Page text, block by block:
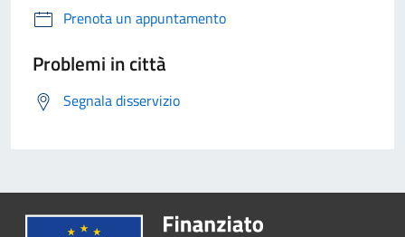
Prenota un appuntamento
Problemi in città
Segnala disservizio